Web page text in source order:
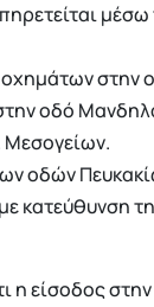
στην
οδό
Μεσογείων.
οδών
κατεύθυνση
η είσοδος